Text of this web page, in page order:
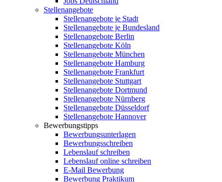
Stellenangebote
Stellenangebote je Stadt
Stellenangebote je Bundesland
Stellenangebote Berlin
Stellenangebote Köln
Stellenangebote München
Stellenangebote Hamburg
Stellenangebote Frankfurt
Stellenangebote Stuttgart
Stellenangebote Dortmund
Stellenangebote Nürnberg
Stellenangebote Düsseldorf
Stellenangebote Hannover
Bewerbungstipps
Bewerbungsunterlagen
Bewerbungsschreiben
Lebenslauf schreiben
Lebenslauf online schreiben
E-Mail Bewerbung
Bewerbung Praktikum